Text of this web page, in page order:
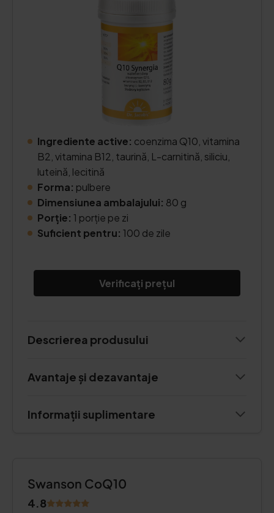
Ingrediente active: coenzima Q10, vitamina
B2, vitamina B12, taurină, L-carnitină, siliciu,
luteină, lecitină
Forma: pulbere
Dimensiunea ambalajului: 80 g
Porție: 1 porție pe zi
Suficient pentru: 100 de zile
Verificați prețul
Descrierea produsului
Avantaje și dezavantaje
Informații suplimentare
Swanson CoQ10
4.8